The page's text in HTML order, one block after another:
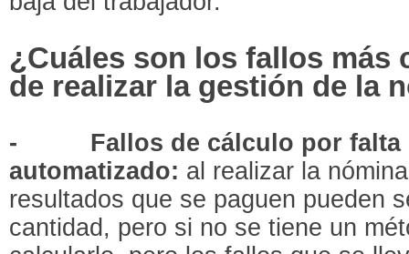
¿Cuáles son los fallos más
de realizar la gestión de la
-
Fallos de cálculo por falta
automatizado: al realizar la
resultados que se paguen pueden
cantidad, pero si no se tiene un